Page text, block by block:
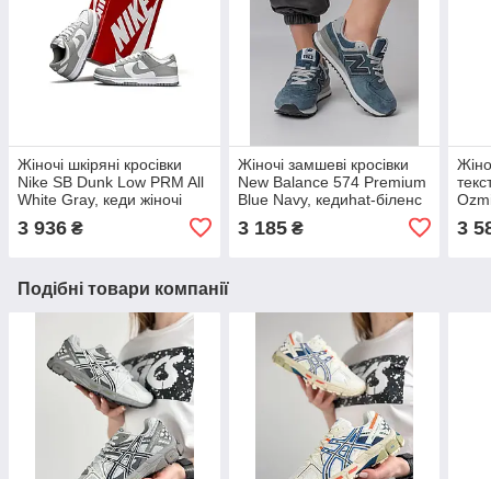
Жіночі шкіряні кросівки
Nike SB Dunk Low PRM All
White Gray, кеди жіночі
взуття
3 936 ₴
Жіночі замшеві кросівки
New Balance 574 Premium
Blue Navy, кедиhat-біленс
3 185₴ 3
Подібні товари компанії